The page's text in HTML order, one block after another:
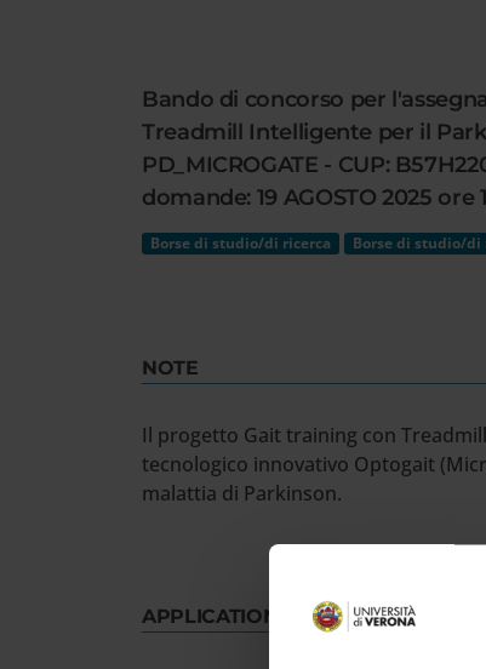
Bando di concorso per
Treadmill Intelligente per il
PD_MICROGATE - CUP:
domande: 19 AGOSTO 2025 ore
Borse di studio/di ricerca Borse di studio/di
NOTE
Il progetto Gait training con
tecnologico innovativo Optogait
malattia di Parkinson.
APPLICATION DEADLINE: